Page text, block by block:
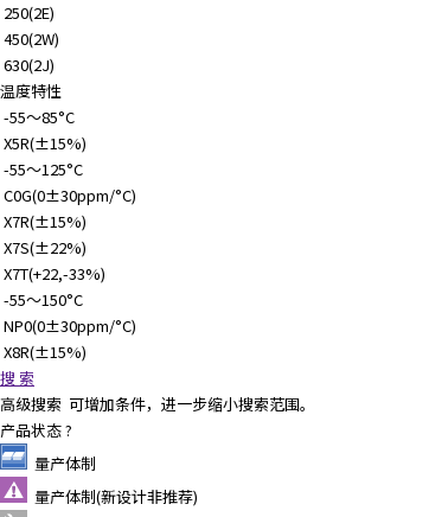
250(2E)
450(2W)
630(2J)
温度特性
-55～85°C
X5R(±15%)
-55～125°C
C0G(0±30ppm/°C)
X7R(±15%)
X7S(±22%)
X7T(+22,-33%)
-55～150°C
NP0(0±30ppm/°C)
X8R(±15%)
搜 索
高级搜索 可增加条件，进一步缩小搜索范围。
产品状态?
量产体制
量产体制(新设计非推荐)